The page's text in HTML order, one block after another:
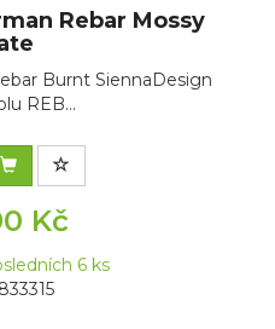
Rebar Mossy
Burnt SiennaDesign
REB...
Kč
6 ks